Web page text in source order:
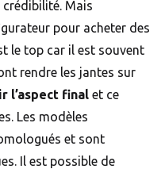
Mais
pour acheter des
le top car il est souvent
rendre les jantes sur
l’aspect final et ce
Les modèles
et sont
Il est possible de